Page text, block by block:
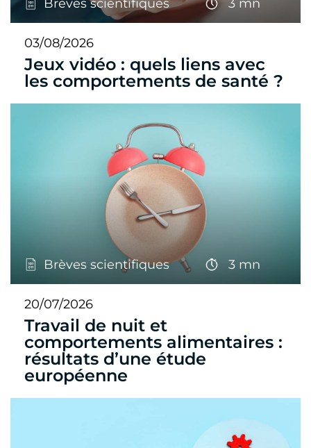
Brèves scientifiques 3 mn
03/08/2026
Jeux vidéo : quels liens avec
les comportements de santé ?
Brèves scientifiques 3 mn
20/07/2026
Travail de nuit et
comportements alimentaires :
résultats d’une étude
européenne